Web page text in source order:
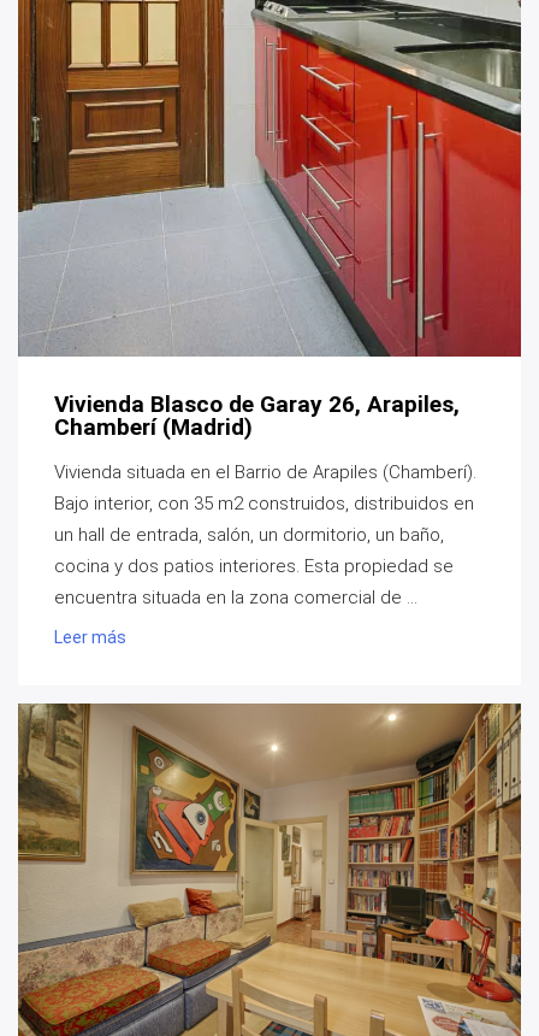
Vivienda Blasco de Garay 26, Arapiles,
Chamberí (Madrid)
Vivienda situada en el Barrio de Arapiles (Chamberí).
Bajo interior, con 35 m2 construidos, distribuidos en
un hall de entrada, salón, un dormitorio, un baño,
cocina y dos patios interiores. Esta propiedad se
encuentra situada en la zona comercial de ...
Leer más